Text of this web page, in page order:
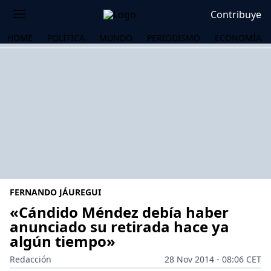
Contribuye
HOME POLÍTICA MUNDO PERIODISMO ECONOMÍA
FERNANDO JÁUREGUI
«Cándido Méndez debía haber
anunciado su retirada hace ya
algún tiempo»
Redacción
28 Nov 2014 - 08:06 CET